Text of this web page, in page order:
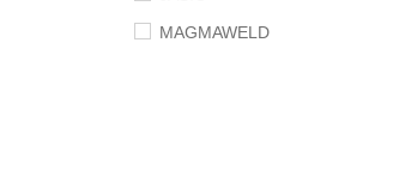
MAGMAWELD